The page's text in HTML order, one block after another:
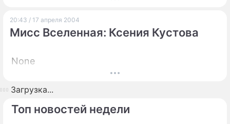
Топ новостей недели
20:43 / 17 апреля 2004
Мисс Вселенная: Ксения Кустова
None
Загрузка...